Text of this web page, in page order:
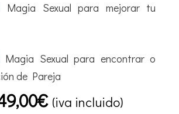
Magia Sexual para mejorar tu
Magia Sexual para encontrar o
de Pareja
€ (iva incluido)